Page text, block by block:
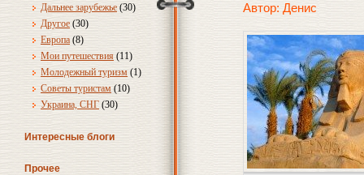
Дальнее зарубежье (30)
Другое (30)
Европа (8)
Мои путешествия (11)
Молодежный туризм (1)
Советы туристам (10)
Украина, СНГ (30)
Интересные блоги
Прочее
Автор: Денис